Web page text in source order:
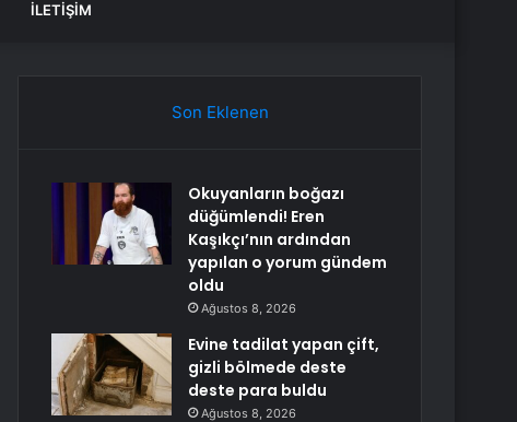
İLETIŞIM
Son Eklenen
Okuyanların boğazı
düğümlendi! Eren
Kaşıkçı’nın ardından
yapılan o yorum gündem
oldu
Ağustos 8, 2026
Evine tadilat yapan çift,
gizli bölmede deste
deste para buldu
Ağustos 8, 2026